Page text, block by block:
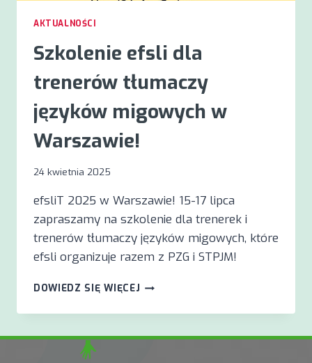
AKTUALNOŚCI
Szkolenie efsli dla
trenerów tłumaczy
języków migowych w
Warszawie!
24 kwietnia 2025
efsliT 2025 w Warszawie! 15-17 lipca
zapraszamy na szkolenie dla trenerek i
trenerów tłumaczy języków migowych, które
efsli organizuje razem z PZG i STPJM!
DOWIEDZ SIĘ WIĘCEJ SZKOLENIE
DLA
TŁUMACZY